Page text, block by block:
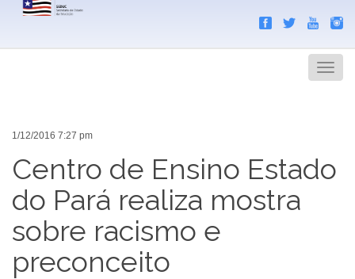
Menu
1/12/2016 7:27 pm
Centro de Ensino Estado
do Pará realiza mostra
sobre racismo e
preconceito